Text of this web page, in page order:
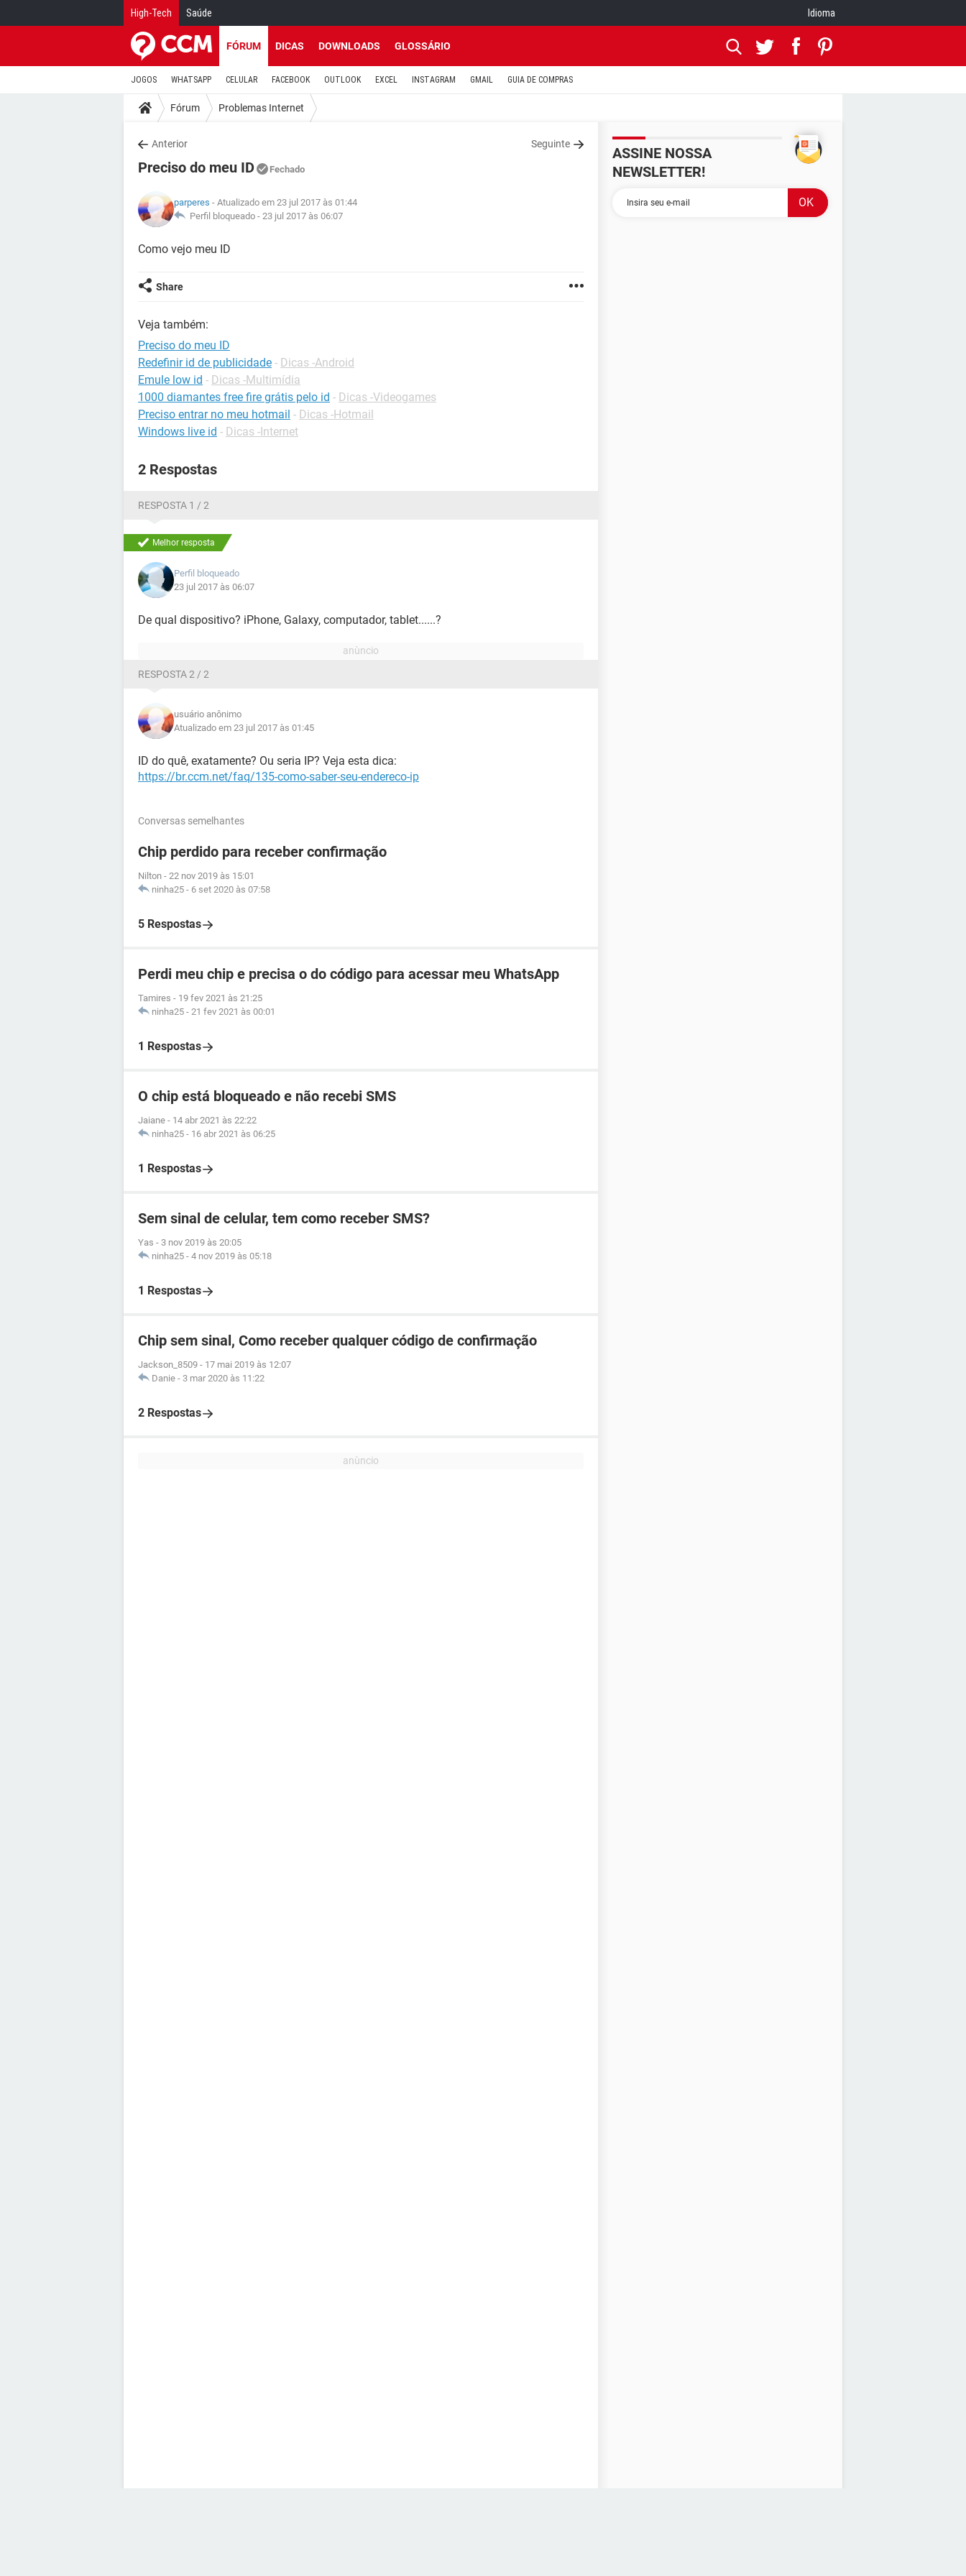
High-Tech Saúde Idioma
FÓRUM DICAS DOWNLOADS GLOSSÁRIO
JOGOS WHATSAPP CELULAR FACEBOOK OUTLOOK EXCEL INSTAGRAM GMAIL GUIA DE COMPRAS
Fórum Problemas Internet
Anterior Seguinte
Preciso do meu ID Fechado
parperes - Atualizado em 23 jul 2017 às 01:44
Perfil bloqueado - 23 jul 2017 às 06:07
Como vejo meu ID
Share
Veja também:
Preciso do meu ID
Redefinir id de publicidade - Dicas -Android
Emule low id - Dicas -Multimídia
1000 diamantes free fire grátis pelo id - Dicas -Videogames
Preciso entrar no meu hotmail - Dicas -Hotmail
Windows live id - Dicas -Internet
2 Respostas
RESPOSTA 1 / 2
Melhor resposta
Perfil bloqueado
23 jul 2017 às 06:07
De qual dispositivo? iPhone, Galaxy, computador, tablet......?
RESPOSTA 2 / 2
usuário anônimo
Atualizado em 23 jul 2017 às 01:45
ID do quê, exatamente? Ou seria IP? Veja esta dica:
https://br.ccm.net/faq/135-como-saber-seu-endereco-ip
Conversas semelhantes
Chip perdido para receber confirmação
Nilton - 22 nov 2019 às 15:01
ninha25 - 6 set 2020 às 07:58
5 Respostas
Perdi meu chip e precisa o do código para acessar meu WhatsApp
Tamires - 19 fev 2021 às 21:25
ninha25 - 21 fev 2021 às 00:01
1 Respostas
O chip está bloqueado e não recebi SMS
Jaiane - 14 abr 2021 às 22:22
ninha25 - 16 abr 2021 às 06:25
1 Respostas
Sem sinal de celular, tem como receber SMS?
Yas - 3 nov 2019 às 20:05
ninha25 - 4 nov 2019 às 05:18
1 Respostas
Chip sem sinal, Como receber qualquer código de confirmação
Jackson_8509 - 17 mai 2019 às 12:07
Danie - 3 mar 2020 às 11:22
2 Respostas
ASSINE NOSSA
NEWSLETTER!